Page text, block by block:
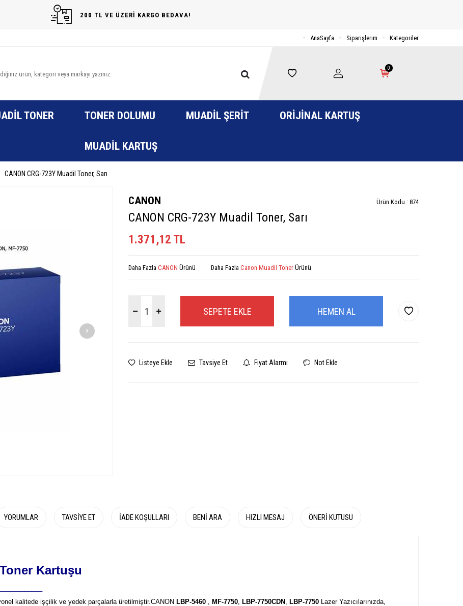
200 TL VE ÜZERİ KARGO BEDAVA!
AnaSayfa Siparişlerim Kategoriler
0
TONER TONER DOLUMU MUADIL ŞERIT ORIJINAL KARTUŞ
MUADIL KARTUŞ
CANON CRG-723Y Muadil Toner, Sarı
CANON Ürün Kodu : 874
CANON CRG-723Y Muadil Toner, Sarı
1.371,12 TL
Daha Fazla CANON Ürünü Daha Fazla Canon Muadil Toner Ürünü
SEPETE EKLE HEMEN AL
Listeye Ekle Tavsiye Et Fiyat Alarmı Not Ekle
YORUMLAR TAVSIYE ET İADE KOŞULLARI BENI ARA HIZLI MESAJ ÖNERI KUTUSU
Kartuşu
kalitede işçilik ve yedek parçalarla üretilmiştir.CANON LBP-5460 , MF-7750, LBP-7750CDN , LBP-7750 Lazer Yazıcılarınızda,